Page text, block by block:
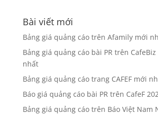
Bài viết mới
Bảng giá quảng cáo trên Afamily mới
Bảng giá quảng cáo bài PR trên
nhất
Bảng giá quảng cáo trang CAFEF mới
Báo giá quảng cáo bài PR trên CafeF
Bảng giá quảng cáo trên Báo Việt Nam